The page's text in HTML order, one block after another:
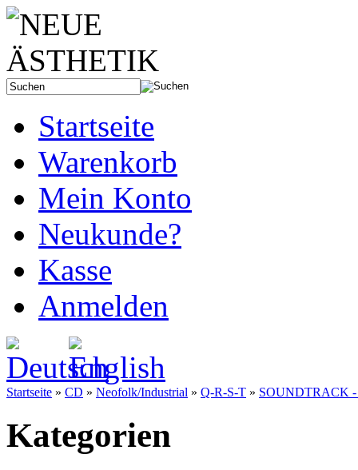
Startseite
Warenkorb
Mein Konto
Neukunde?
Kasse
Anmelden
Startseite » CD » Neofolk/Industrial » Q-R-S-T » SOUNDTRACK -
Kategorien